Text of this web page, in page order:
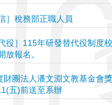
］稅務部正職人員
役］115年研發替代役制度
放報名。
財團法人潘文淵文教基金會
五)前送至系辦